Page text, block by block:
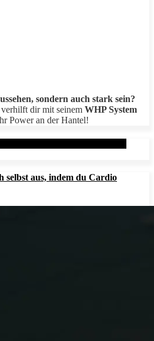
sondern auch stark sein?
dir mit seinem WHP System
Power an der Hantel!
aus, indem du Cardio